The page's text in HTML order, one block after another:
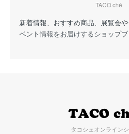
TACO ché
新着情報、おすすめ商品、展覧会
ベント情報をお届けするショップブ
タコシェオンライン